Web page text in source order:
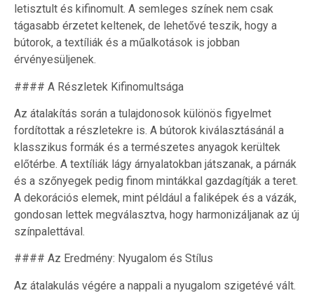
letisztult és kifinomult. A semleges színek nem csak
tágasabb érzetet keltenek, de lehetővé teszik, hogy a
bútorok, a textíliák és a műalkotások is jobban
érvényesüljenek.
#### A Részletek Kifinomultsága
Az átalakítás során a tulajdonosok különös figyelmet
fordítottak a részletekre is. A bútorok kiválasztásánál a
klasszikus formák és a természetes anyagok kerültek
előtérbe. A textíliák lágy árnyalatokban játszanak, a párnák
és a szőnyegek pedig finom mintákkal gazdagítják a teret.
A dekorációs elemek, mint például a faliképek és a vázák,
gondosan lettek megválasztva, hogy harmonizáljanak az új
színpalettával.
#### Az Eredmény: Nyugalom és Stílus
Az átalakulás végére a nappali a nyugalom szigetévé vált.